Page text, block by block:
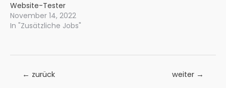
Website-Tester
November 14, 2022
In "Zusätzliche Jobs"
Beitrags-
← zurück weiter →